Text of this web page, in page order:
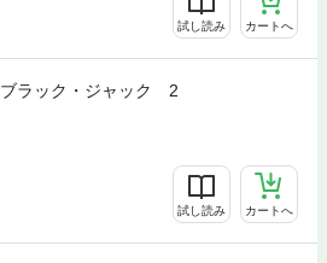
試し読み カートへ
ラック・ジャック 2
試し読み カートへ